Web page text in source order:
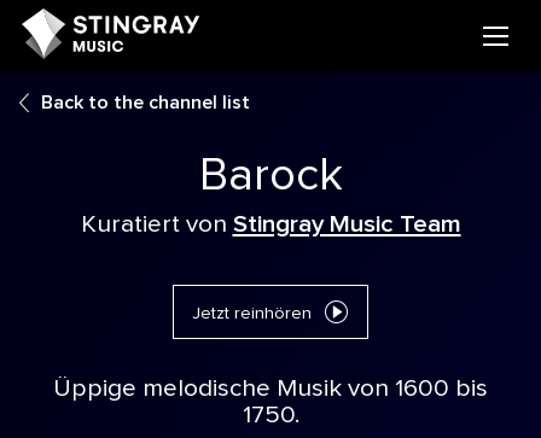
Back to the channel list
Barock
Kuratiert von Stingray Music Team
Jetzt reinhören
Üppige melodische Musik von 1600 bis
1750.